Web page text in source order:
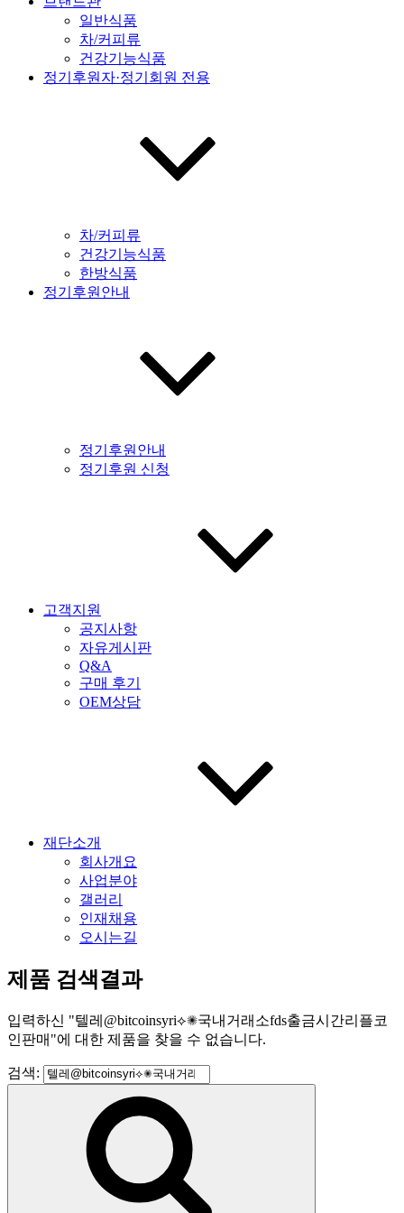
일반식품
차/커피류
건강기능식품
정기후원자·정기회원 전용
차/커피류
건강기능식품
한방식품
정기후원안내
정기후원안내
정기후원 신청
고객지원
공지사항
자유게시판
Q&A
구매 후기
OEM상담
재단소개
회사개요
사업분야
갤러리
인재채용
오시는길
제품 검색결과
입력하신 "텔레@bitcoinsyri⟡✺국내거래소fds출금시간리플코
인판매 "에 대한 제품을 찾을 수 없습니다.
검색: